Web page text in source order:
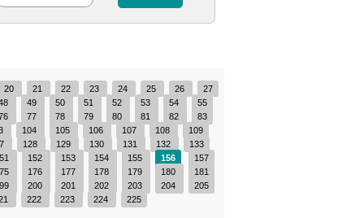
20 21 22 23 24 25 26
27
49 50 51 52 53 54
55
77 78 79 80 81 82
83
104 105 106 107 108
109
128 129 130 131 132
133
152 153 154 155 156
157
176 177 178 179 180
181
200 201 202 203 204
205
222 223 224 225